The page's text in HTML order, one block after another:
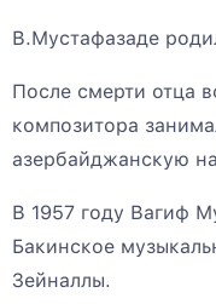
В.Мустафазаде
После смерти отца
композитора
азербайджанскую
В 1957 году Вагиф
Бакинское
Зейналлы.